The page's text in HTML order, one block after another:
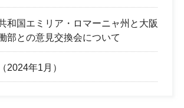
和国エミリア・ロマーニャ州と大阪
部との意見交換会について
2024年1月）